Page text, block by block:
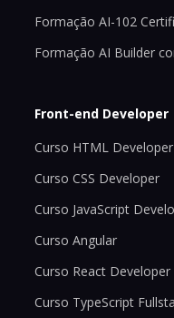
Formação AI-102
Formação AI Builder
Front-end Developer
Curso HTML Developer
Curso CSS Developer
Curso JavaScript
Curso Angular
Curso React Developer
Curso TypeScript